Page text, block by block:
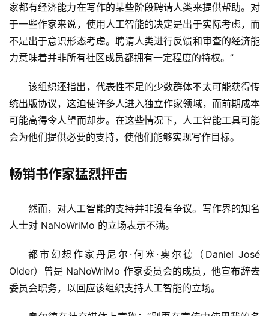
家都有经济能力在写作的某些阶段聘请人类来提供帮助。对
于一些作家来说，使用人工智能的决定是出于实际考虑，而
不是出于意识形态考虑。聘请人类进行反馈和审查的经济能
力意味着并非所有社区成员都拥有一定程度的特权。”
该组织还指出，代表性不足的少数群体不太可能获得传
统出版协议，这迫使许多人进入独立作家领域，而前期成本
可能高得令人望而却步。在这些情况下，人工智能工具可能
会为他们提供必要的支持，使他们能够实现写作目标。
畅销书作家猛烈抨击
然而，对人工智能的支持并非没有争议。写作界的知名
人士对 NaNoWriMo 的立场表示不满。
都市幻想作家丹尼尔·何塞·奥尔德（Daniel José
Older）曾是 NaNoWriMo 作家委员会的成员，他宣布辞去
委员会职务，以回应该组织支持人工智能的立场。